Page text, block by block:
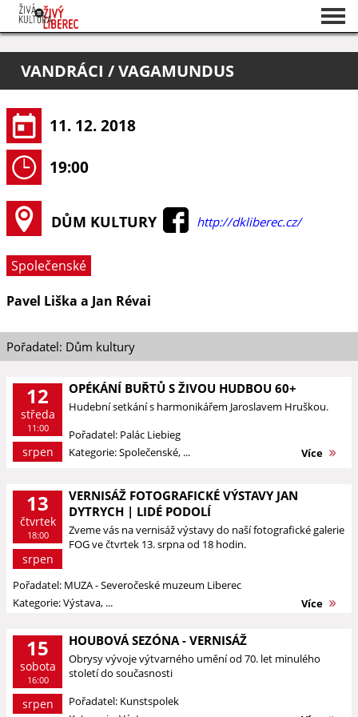
O projektu
Pořadatelé
VANDRÁCI / VAGAMUNDUS
11. 12. 2018
19:00
DŮM KULTURY http://dkliberec.cz/
Společenské
Pavel Liška a Jan Révai
Pořadatel: Dům kultury
12
středa
11:00
srpen
OPÉKÁNÍ BUŘTŮ S ŽIVOU HUDBOU 60+
Hudební setkání s harmonikářem Jaroslavem Hruškou.
Pořadatel: Palác Liebieg
Kategorie: Společenské, ...
Více
13
čtvrtek
18:00
srpen
VERNISÁŽ FOTOGRAFICKÉ VÝSTAVY JAN
DYTRYCH | LIDÉ PODOLÍ
Zveme vás na vernisáž výstavy do naší fotografické galerie
FOG ve čtvrtek 13. srpna od 18 hodin.
Pořadatel: MUZA - Severočeské muzeum Liberec
Kategorie: Výstava, ...
Více
15
sobota
16:00
srpen
HOUBOVÁ SEZÓNA - VERNISÁŽ
Obrysy vývoje výtvarného umění od 70. let minulého
století do současnosti
Pořadatel: Kunstspolek